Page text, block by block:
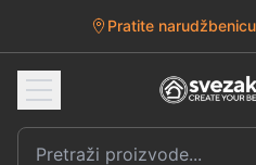
Pratite narudžbenicu